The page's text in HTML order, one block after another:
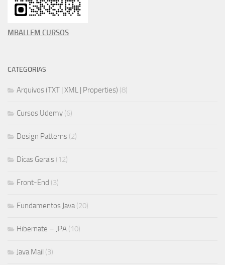
MBALLEM CURSOS
CATEGORIAS
Arquivos (TXT | XML | Properties) (8)
Cursos Udemy (6)
Design Patterns (2)
Dicas Gerais (12)
Front-End (3)
Fundamentos Java (20)
Hibernate – JPA (10)
Java Mail (3)